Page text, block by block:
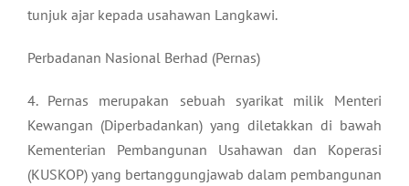
tunjuk ajar kepada usahawan Langkawi.
Perbadanan Nasional Berhad (Pernas)
4. Pernas merupakan sebuah syarikat milik Menteri
Kewangan (Diperbadankan) yang diletakkan di bawah
Kementerian Pembangunan Usahawan dan Koperasi
(KUSKOP) yang bertanggungjawab dalam pembangunan